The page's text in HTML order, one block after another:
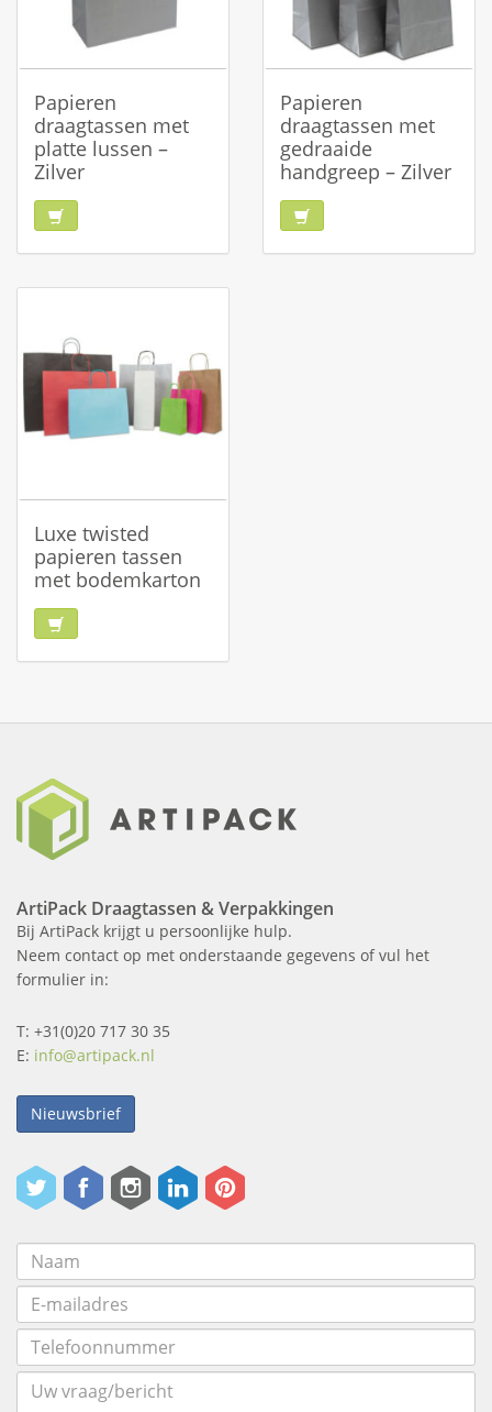
Papieren
draagtassen met
platte lussen –
Zilver
Papieren
draagtassen met
gedraaide
handgreep – Zilver
Luxe twisted
papieren tassen
met bodemkarton
ArtiPack Draagtassen & Verpakkingen
Bij ArtiPack krijgt u persoonlijke hulp.
Neem contact op met onderstaande gegevens of vul het
formulier in:
T: +31(0)20 717 30 35
E: info@artipack.nl
Nieuwsbrief